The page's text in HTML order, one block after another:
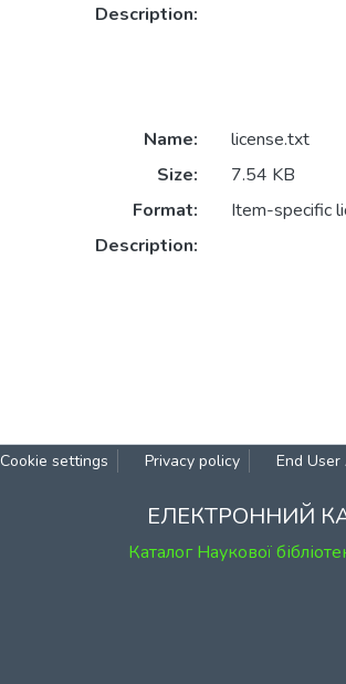
Description:
Name:
license.txt
Size:
7.54 KB
Format:
Item-specific
Description:
Cookie settings Privacy policy End
ЕЛЕКТРОННИЙ
Каталог Наукової